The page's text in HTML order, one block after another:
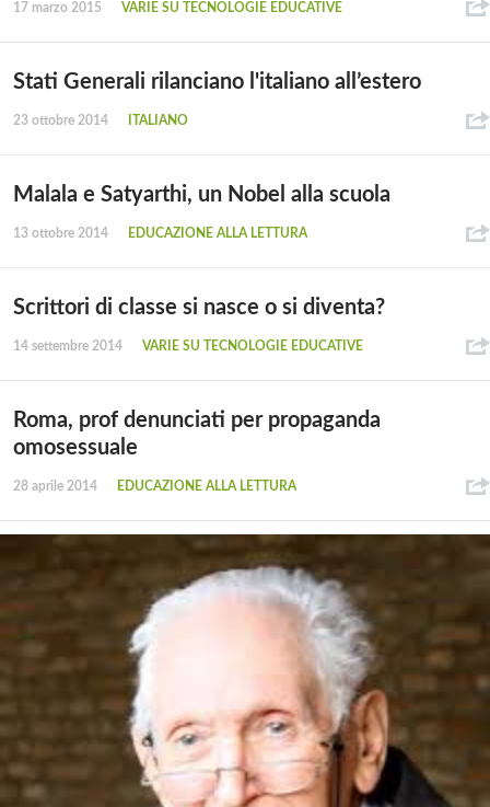
17 marzo 2015 VARIE SU TECNOLOGIE EDUCATIVE
Stati Generali rilanciano l'italiano all’estero
23 ottobre 2014 ITALIANO
Malala e Satyarthi, un Nobel alla scuola
13 ottobre 2014 EDUCAZIONE ALLA LETTURA
Scrittori di classe si nasce o si diventa?
14 settembre 2014 VARIE SU TECNOLOGIE EDUCATIVE
Roma, prof denunciati per propaganda
omosessuale
28 aprile 2014 EDUCAZIONE ALLA LETTURA